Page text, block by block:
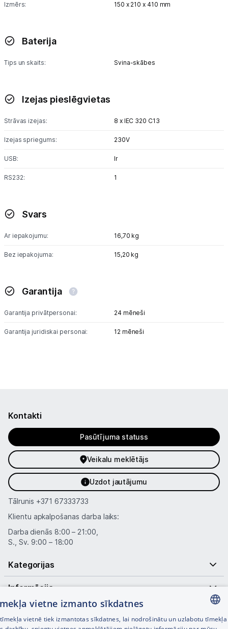
Uzņēmumiem
Tet pakalpojumi
Kontakti
Informācija
Izmērs: 150 x 210 x 410 mm
Baterija
Tips un skaits: Svina-skābes
Izejas pieslēgvietas
Strāvas izejas: 8 x IEC 320 C13
Izejas spriegums: 230V
USB: Ir
RS232: 1
Svars
Ar iepakojumu: 16,70 kg
Bez iepakojuma: 15,20 kg
Garantija
Garantija privātpersonai: 24 mēneši
Garantija juridiskai personai: 12 mēneši
Kontakti
Pasūtījuma statuss
Veikalu meklētājs
Uzdot jautājumu
Tālrunis +371 67333733
Klientu apkalpošanas darba laiks:
Darba dienās 8:00 – 21:00,
S., Sv. 9:00 – 18:00
Kategorijas
Informācija
Noderīgas saites
LATVIAN
vietne izmanto sīkdatnes
vietnē tiek izmantotas sīkdatnes, lai nodrošinātu un uzlabotu tīmekļa